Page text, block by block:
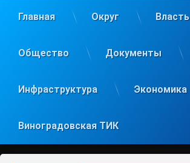
Главная Округ Власть
Общество Документы
Инфраструктура Экономика
Виноградовская ТИК